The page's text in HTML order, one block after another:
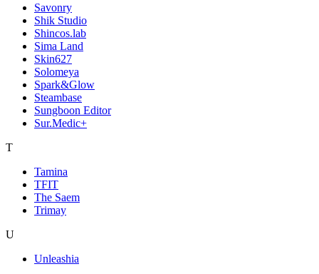
Savonry
Shik Studio
Shincos.lab
Sima Land
Skin627
Solomeya
Spark&Glow
Steambase
Sungboon Editor
Sur.Medic+
T
Tamina
TFIT
The Saem
Trimay
U
Unleashia